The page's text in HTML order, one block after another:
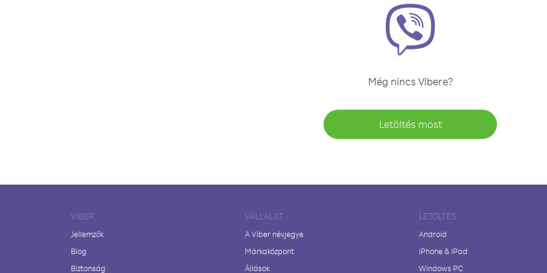
Még nincs Vibere?
Letöltés most
VIBER
Jellemzők
Blog
Biztonság
VÁLLALAT
A Viber névjegye
Márkaközpont
Állások
LETÖLTÉS
Android
iPhone & iPad
Windows PC